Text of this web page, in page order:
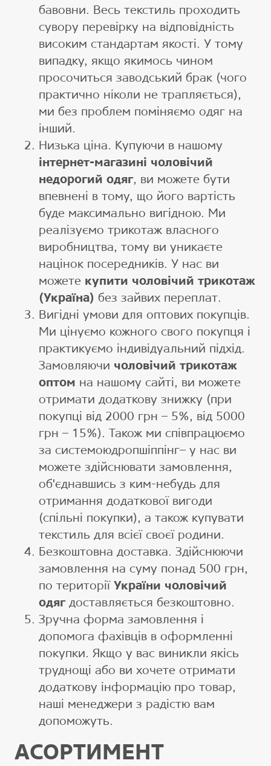
бавовни. Весь текстиль проходить
сувору перевірку на відповідність
високим стандартам якості. У тому
випадку, якщо якимось чином
просочиться заводський брак (чого
практично ніколи не трапляється),
ми без проблем поміняємо одяг на
інший.
Низька ціна. Купуючи в нашому
інтернет-магазині чоловічий
недорогий одяг, ви можете бути
впевнені в тому, що його вартість
буде максимально вигідною. Ми
реалізуємо трикотаж власного
виробництва, тому ви уникаєте
націнок посередників. У нас ви
можете купити чоловічий трикотаж
(Україна) без зайвих переплат.
Вигідні умови для оптових покупців.
Ми цінуємо кожного свого покупця і
практикуємо індивідуальний підхід.
Замовляючи чоловічий трикотаж
оптом на нашому сайті, ви можете
отримати додаткову знижку (при
покупці від 2000 грн – 5%, від 5000
грн – 15%). Також ми співпрацюємо
за системоюдропшіппінг– у нас ви
можете здійснювати замовлення,
об'єднавшись з ким-небудь для
отримання додаткової вигоди
(спільні покупки), а також купувати
текстиль для всієї своєї родини.
Безкоштовна доставка. Здійснюючи
замовлення на суму понад 500 грн,
по території України чоловічий
одягдоставляється безкоштовно.
Зручна форма замовлення і
допомога фахівців в оформленні
покупки. Якщо у вас виникли якісь
труднощі або ви хочете отримати
додаткову інформацію про товар,
наші менеджери з радістю вам
допоможуть.
АСОРТИМЕНТ